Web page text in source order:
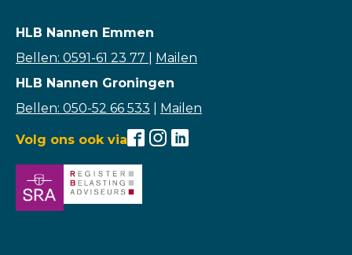
HLB Nannen Emmen
Bellen: 0591-61 23 77
Mailen
HLB Nannen Groningen
Bellen: 050-52 66 533
Mailen
Volg ons ook via